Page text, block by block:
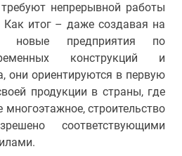
непрерывной работы
итог – даже создавая на
новые предприятия по
конструкций и
они ориентируются в первую
продукции в страны, где
строительство
соответствующими